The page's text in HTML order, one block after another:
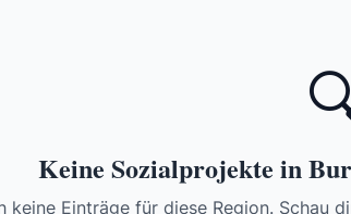
Keine Sozialprojekte in
keine Einträge für diese Region. Schau